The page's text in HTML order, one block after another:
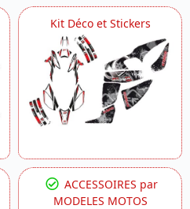
Kit Déco et Stickers
ACCESSOIRES par
MODELES MOTOS